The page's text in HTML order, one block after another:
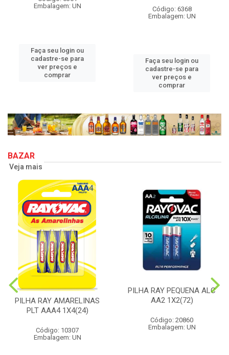
Embalagem: UN
Faça seu login ou
cadastre-se para
ver preços e
comprar
Código: 6368
Embalagem: UN
Faça seu login ou
cadastre-se para
ver preços e
comprar
BAZAR
Veja mais
PILHA RAY AMARELINAS
PLT AAA4 1X4(24)
Código: 10307
Embalagem: UN
PILHA RAY PEQUENA ALC
AA2 1X2(72)
Código: 20860
Embalagem: UN